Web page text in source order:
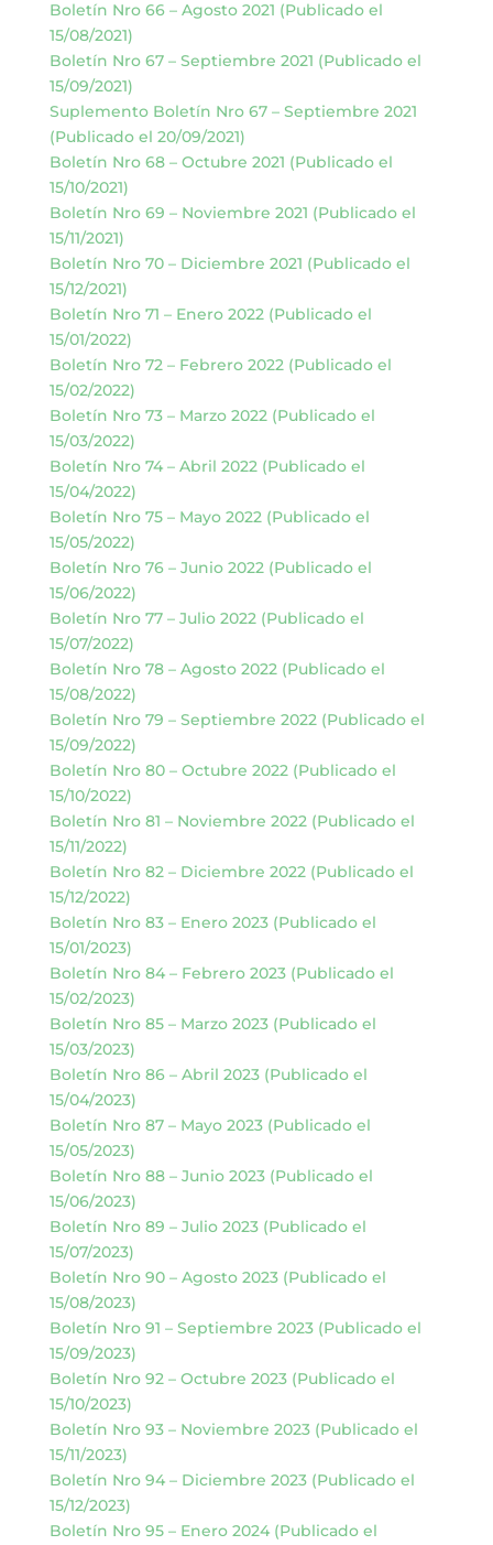
Boletín Nro 66 – Agosto 2021 (Publicado el
15/08/2021)
Boletín Nro 67 – Septiembre 2021 (Publicado el
15/09/2021)
Suplemento Boletín Nro 67 – Septiembre 2021
(Publicado el 20/09/2021)
Boletín Nro 68 – Octubre 2021 (Publicado el
15/10/2021)
Boletín Nro 69 – Noviembre 2021 (Publicado el
15/11/2021)
Boletín Nro 70 – Diciembre 2021 (Publicado el
15/12/2021)
Boletín Nro 71 – Enero 2022 (Publicado el
15/01/2022)
Boletín Nro 72 – Febrero 2022 (Publicado el
15/02/2022)
Boletín Nro 73 – Marzo 2022 (Publicado el
15/03/2022)
Boletín Nro 74 – Abril 2022 (Publicado el
15/04/2022)
Boletín Nro 75 – Mayo 2022 (Publicado el
15/05/2022)
Boletín Nro 76 – Junio 2022 (Publicado el
15/06/2022)
Boletín Nro 77 – Julio 2022 (Publicado el
15/07/2022)
Boletín Nro 78 – Agosto 2022 (Publicado el
15/08/2022)
Boletín Nro 79 – Septiembre 2022 (Publicado el
15/09/2022)
Boletín Nro 80 – Octubre 2022 (Publicado el
15/10/2022)
Boletín Nro 81 – Noviembre 2022 (Publicado el
15/11/2022)
Boletín Nro 82 – Diciembre 2022 (Publicado el
15/12/2022)
Boletín Nro 83 – Enero 2023 (Publicado el
15/01/2023)
Boletín Nro 84 – Febrero 2023 (Publicado el
15/02/2023)
Boletín Nro 85 – Marzo 2023 (Publicado el
15/03/2023)
Boletín Nro 86 – Abril 2023 (Publicado el
15/04/2023)
Boletín Nro 87 – Mayo 2023 (Publicado el
15/05/2023)
Boletín Nro 88 – Junio 2023 (Publicado el
15/06/2023)
Boletín Nro 89 – Julio 2023 (Publicado el
15/07/2023)
Boletín Nro 90 – Agosto 2023 (Publicado el
15/08/2023)
Boletín Nro 91 – Septiembre 2023 (Publicado el
15/09/2023)
Boletín Nro 92 – Octubre 2023 (Publicado el
15/10/2023)
Boletín Nro 93 – Noviembre 2023 (Publicado el
15/11/2023)
Boletín Nro 94 – Diciembre 2023 (Publicado el
15/12/2023)
Boletín Nro 95 – Enero 2024 (Publicado el